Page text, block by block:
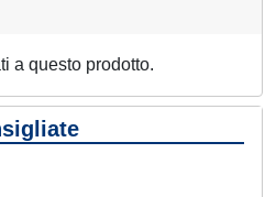
a questo prodotto.